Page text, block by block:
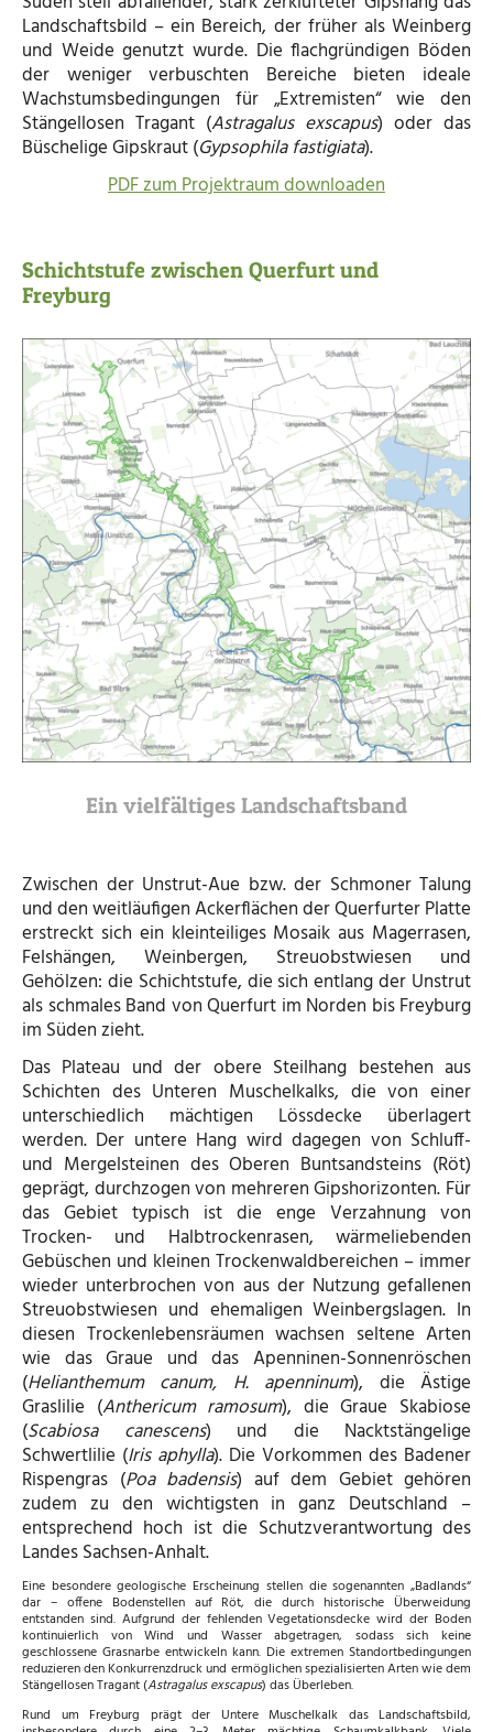
Landschaftsbild – ein Bereich, der früher als Weinberg
und Weide genutzt wurde. Die flachgründigen Böden
der weniger verbuschten Bereiche bieten ideale
Wachstumsbedingungen für „Extremisten“ wie den
Stängellosen Tragant (Astragalus exscapus) oder das
Büschelige Gipskraut (Gypsophila fastigiata).
PDF zum Projektraum downloaden
Schichtstufe zwischen Querfurt und
Freyburg
Ein vielfältiges Landschaftsband
Zwischen der Unstrut-Aue bzw. der Schmoner Talung
und den weitläufigen Ackerflächen der Querfurter Platte
erstreckt sich ein kleinteiliges Mosaik aus Magerrasen,
Felshängen, Weinbergen, Streuobstwiesen und
Gehölzen: die Schichtstufe, die sich entlang der Unstrut
als schmales Band von Querfurt im Norden bis Freyburg
im Süden zieht.
Das Plateau und der obere Steilhang bestehen aus
Schichten des Unteren Muschelkalks, die von einer
unterschiedlich mächtigen Lössdecke überlagert
werden. Der untere Hang wird dagegen von Schluff-
und Mergelsteinen des Oberen Buntsandsteins (Röt)
geprägt, durchzogen von mehreren Gipshorizonten. Für
das Gebiet typisch ist die enge Verzahnung von
Trocken- und Halbtrockenrasen, wärmeliebenden
Gebüschen und kleinen Trockenwaldbereichen – immer
wieder unterbrochen von aus der Nutzung gefallenen
Streuobstwiesen und ehemaligen Weinbergslagen. In
diesen Trockenlebensräumen wachsen seltene Arten
wie das Graue und das Apenninen-Sonnenröschen
(Helianthemum canum, H. apenninum), die Ästige
Graslilie (Anthericum ramosum), die Graue Skabiose
(Scabiosa canescens) und die Nacktstängelige
Schwertlilie (Iris aphylla). Die Vorkommen des Badener
Rispengras (Poa badensis) auf dem Gebiet gehören
zudem zu den wichtigsten in ganz Deutschland –
entsprechend hoch ist die Schutzverantwortung des
Landes Sachsen-Anhalt.
Eine besondere geologische Erscheinung stellen die sogenannten „Badlands“
dar – offene Bodenstellen auf Röt, die durch historische Überweidung
entstanden sind. Aufgrund der fehlenden Vegetationsdecke wird der Boden
kontinuierlich von Wind und Wasser abgetragen, sodass sich keine
geschlossene Grasnarbe entwickeln kann. Die extremen Standortbedingungen
reduzieren den Konkurrenzdruck und ermöglichen spezialisierten Arten wie dem
Stängellosen Tragant (Astragalus exscapus) das Überleben.
Rund um Freyburg prägt der Untere Muschelkalk das Landschaftsbild,